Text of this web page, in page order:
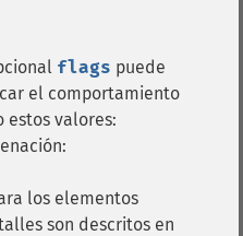
flags puede
el comportamiento
estos valores:
los elementos
son descritos en